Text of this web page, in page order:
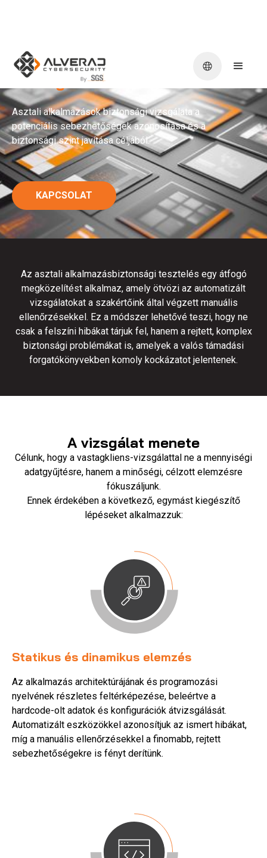
Vastagkliens
Asztali alkalmazások biztonsági vizsgálata a
potenciális sebezhetőségek azonosítása és a
biztonsági szint javítása céljából.
KAPCSOLAT
Az asztali alkalmazásbiztonsági tesztelés egy átfogó
megközelítést alkalmaz, amely ötvözi az automatizált
vizsgálatokat a szakértőink által végzett manuális
ellenőrzésekkel. Ez a módszer lehetővé teszi, hogy ne
csak a felszíni hibákat tárjuk fel, hanem a rejtett, komplex
biztonsági problémákat is, amelyek a valós támadási
forgatókönyvekben komoly kockázatot jelentenek.
A vizsgálat menete
Célunk, hogy a vastagkliens-vizsgálattal ne a mennyiségi
adatgyűjtésre, hanem a minőségi, célzott elemzésre
fókuszáljunk.
Ennek érdekében a következő, egymást kiegészítő
lépéseket alkalmazzuk:
Statikus és dinamikus elemzés
Az alkalmazás architektúrájának és programozási
nyelvének részletes feltérképezése, beleértve a
hardcode-olt adatok és konfigurációk átvizsgálását.
Automatizált eszközökkel azonosítjuk az ismert hibákat,
míg a manuális ellenőrzésekkel a finomabb, rejtett
sebezhetőségekre is fényt derítünk.